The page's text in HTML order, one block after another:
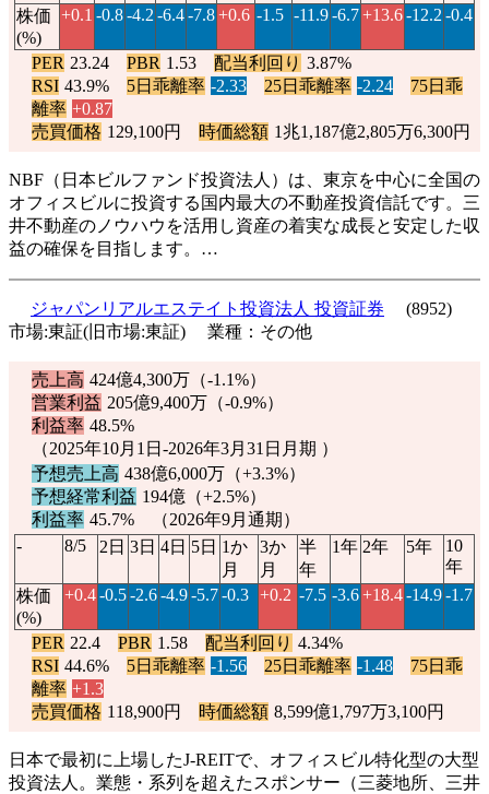
株価
(%)
+0.1 -0.8-4.2 -6.4-7.8+0.6 -1.5 -11.9-6.7+13.6-12.2 -0.4
PER 23.24 PBR 1.53 配当利回り 3.87%
RSI 43.9% 5日乖離率 -2.33 25日乖離率 -2.24
75日乖
離率 +0.87
売買価格 129,100円 時価総額 1兆1,187億2,805万6,300円
NBF（日本ビルファンド投資法人）は、東京を中心に全国の
オフィスビルに投資する国内最大の不動産投資信託です。三
井不動産のノウハウを活用し資産の着実な成長と安定した収
益の確保を目指します。…
ジャパンリアルエステイト投資法人 投資証券
(8952)
市場:東証(旧市場:東証) 業種：その他
売上高 424億4,300万（-1.1%）
営業利益 205億9,400万（-0.9%）
利益率 48.5%
（2025年10月1日-2026年3月31日月期 ）
予想売上高 438億6,000万（+3.3%）
予想経常利益 194億（+2.5%）
利益率 45.7% （2026年9月通期）
-
8/5 2日 3日 4日 5日 1か
月
3か
月
半
年
1年 2年 5年
10
年
株価
(%)
+0.4-0.5-2.6-4.9-5.7-0.3 +0.2 -7.5 -3.6+18.4-14.9-1.7
PER 22.4 PBR 1.58 配当利回り 4.34%
RSI 44.6% 5日乖離率 -1.56 25日乖離率 -1.48
75日乖
離率 +1.3
売買価格 118,900円 時価総額 8,599億1,797万3,100円
日本で最初に上場したJ-REITで、オフィスビル特化型の大型
投資法人。業態・系列を超えたスポンサー（三菱地所、三井